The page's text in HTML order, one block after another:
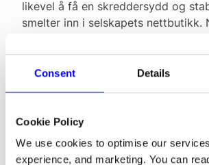
Consent Details
Cookie Policy
We use cookies to optimise our
experience, and marketing. You can
likevel å få en skreddersydd og
smelter inn i selskapets nettbutikk.
– Nå når salget vårt nye rekorder
kjøp.